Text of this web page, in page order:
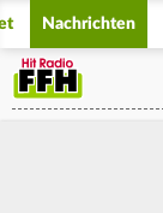
Nachrichten